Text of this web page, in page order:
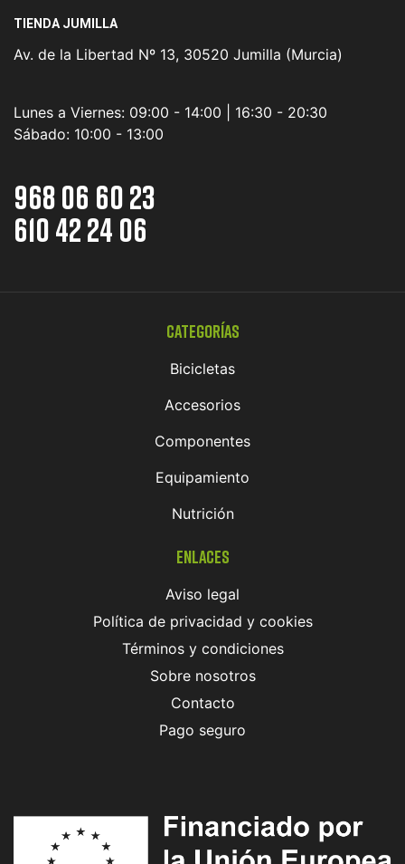
TIENDA JUMILLA
Av. de la Libertad Nº 13, 30520 Jumilla (Murcia)
Lunes a Viernes: 09:00 - 14:00 | 16:30 - 20:30
Sábado: 10:00 - 13:00
968 06 60 23
610 42 24 06
Categorías
Bicicletas
Accesorios
Componentes
Equipamiento
Nutrición
Enlaces
Aviso legal
Política de privacidad y cookies
Términos y condiciones
Sobre nosotros
Contacto
Pago seguro